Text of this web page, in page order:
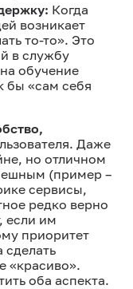
Когда
возникает
то-то». Это
в службу
обучение
бы «сам себя
Даже
но отличном
(пример –
сервисы,
редко верно
если им
приоритет
сделать
«красиво».
оба аспекта.